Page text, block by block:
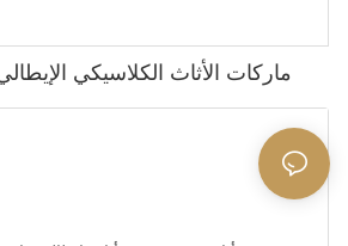
ماركات الأثاث الكلاسيكي